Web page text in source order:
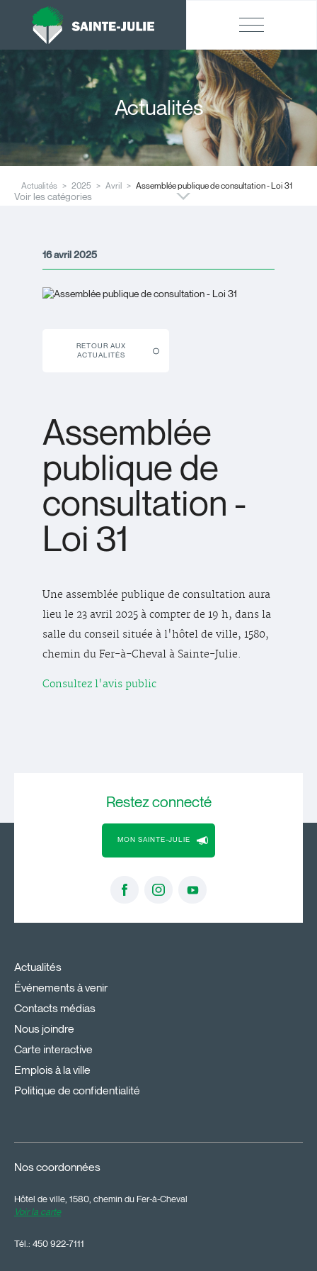
Actualités
Actualités 2025 Avril Assemblée publique de consultation - Loi 31
Voir les catégories
16 avril 2025
RETOUR AUX
ACTUALITÉS
Assemblée
publique de
consultation -
Loi 31
Une assemblée publique de consultation aura
lieu le 23 avril 2025 à compter de 19 h, dans la
salle du conseil située à l'hôtel de ville, 1580,
chemin du Fer-à-Cheval à Sainte-Julie.
Consultez l'avis public
Restezconnecté
MON SAINTE-JULIE
Actualités
Événements à venir
Contacts médias
Nous joindre
Carte interactive
Emplois à la ville
Politique de confidentialité
Nos coordonnées
Hôtel de ville, 1580, chemin du Fer-à-Cheval
Voir la carte
Tél.: 450 922-7111